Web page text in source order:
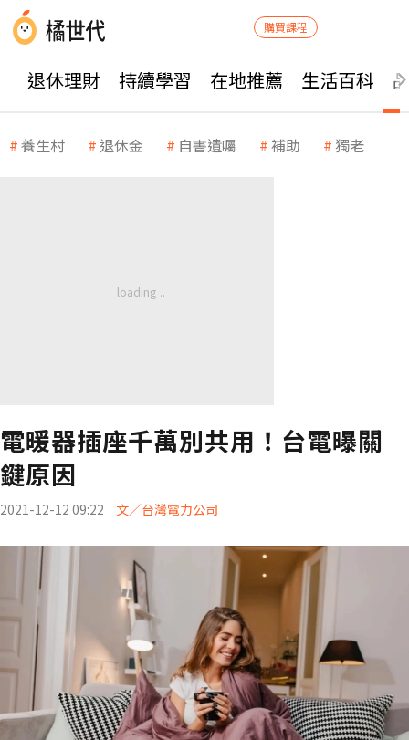
購買課程
退休理財 持續學習 在地推薦 生活百科
養生村 退休金 自書遺囑 補助 獨老
電暖器插座千萬別共用！台電曝關
鍵原因
2021-12-12 09:22 文／台灣電力公司